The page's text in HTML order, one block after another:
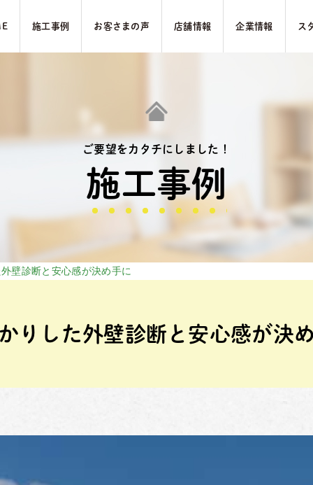
施⼯事例 お客さまの声 店舗情報 企業情報 ス
ご要望をカタチにしました！
施⼯事例
壁診断と安心感が決め手に
りした外壁診断と安心感が決